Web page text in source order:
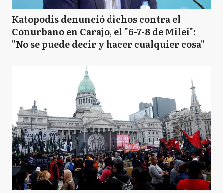
Katopodis denunció dichos contra el
Conurbano en Carajo, el "6-7-8 de Milei":
"No se puede decir y hacer cualquier cosa"